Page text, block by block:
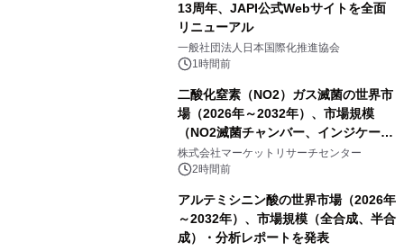
13周年、JAPI公式Webサイトを全面
リニューアル
一般社団法人日本国際化推進協会
1時間前
二酸化窒素（NO2）ガス滅菌の世界市
場（2026年～2032年）、市場規模
（NO2滅菌チャンバー、インジケータ
ーおよびモニタリングシステム、その
他）・分析レポートを発表
株式会社マーケットリサーチセンター
2時間前
アルテミシニン酸の世界市場（2026年
～2032年）、市場規模（全合成、半合
成）・分析レポートを発表